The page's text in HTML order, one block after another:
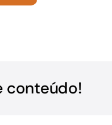
conteúdo!